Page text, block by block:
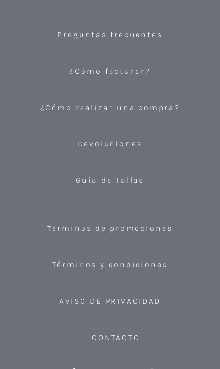
Preguntas frecuentes
¿Cómo facturar?
¿Cómo realizar una compra?
Devoluciones
Guía de Tallas
Términos de promociones
Términos y condiciones
AVISO DE PRIVACIDAD
CONTACTO